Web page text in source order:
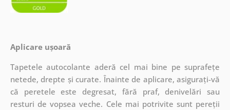
Aplicare ușoară
Tapetele autocolante aderă cel mai bine pe suprafețe
netede, drepte și curate. Înainte de aplicare, asigurați-vă
că peretele este degresat, fără praf, denivelări sau
resturi de vopsea veche. Cele mai potrivite sunt pereții